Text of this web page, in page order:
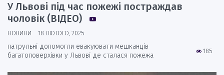
У Львові під час пожежі постраждав
чоловік (ВІДЕО)
НОВИНИ 18 ЛЮТОГО, 2025
185
патрульні допомогли евакуювати мешканців
багатоповерхівки у Львові де сталася пожежа